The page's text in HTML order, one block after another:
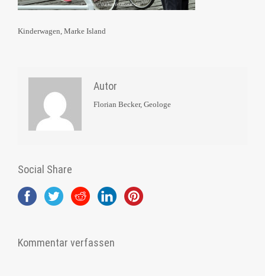
Kinderwagen, Marke Island
Autor
Florian Becker, Geologe
Social Share
Kommentar verfassen